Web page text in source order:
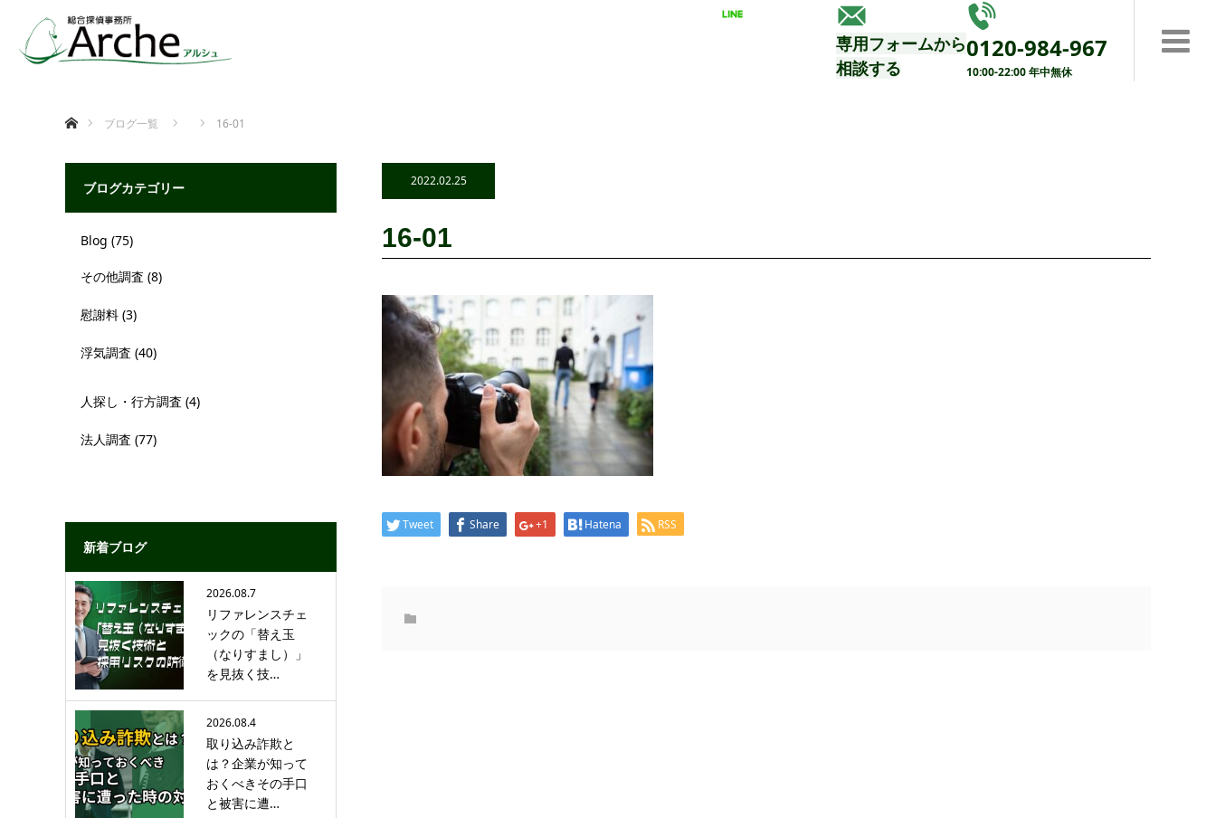
専用フォームから
相談する
0120-984-967
10:00-22:00 年中無休
ブログ一覧
16-01
2022.02.25
16-01
Tweet Share +1 Hatena RSS
ブログカテゴリー
Blog (75)
その他調査 (8)
慰謝料 (3)
浮気調査 (40)
人探し・行方調査 (4)
法人調査 (77)
新着ブログ
2026.08.7
リファレンスチェ
ックの「替え玉
（なりすまし）」
を見抜く技…
2026.08.4
取り込み詐欺と
は？企業が知って
おくべきその手口
と被害に遭…